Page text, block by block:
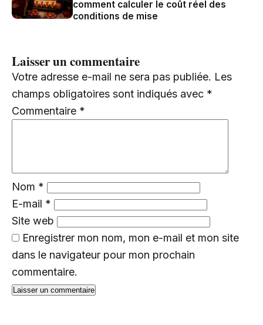
comment calculer le coût réel des
conditions de mise
Laisser un commentaire
Votre adresse e-mail ne sera pas publiée. Les
champs obligatoires sont indiqués avec *
Commentaire *
Nom *
E-mail *
Site web
Enregistrer mon nom, mon e-mail et mon site
dans le navigateur pour mon prochain
commentaire.